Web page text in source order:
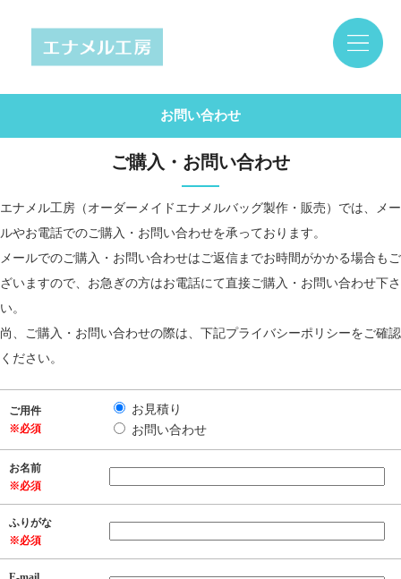
お問い合わせ
ご購入・お問い合わせ
エナメル工房（オーダーメイドエナメルバッグ製作・販売）では、メー
ルやお電話でのご購入・お問い合わせを承っております。
メールでのご購入・お問い合わせはご返信までお時間がかかる場合もご
ざいますので、お急ぎの方はお電話にて直接ご購入・お問い合わせ下さ
い。
尚、ご購入・お問い合わせの際は、下記プライバシーポリシーをご確認
ください。
ご用件
※必須
お見積り
お問い合わせ
お名前
※必須
ふりがな
※必須